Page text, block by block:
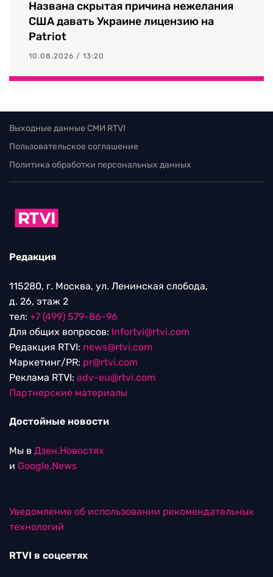
Названа скрытая причина нежелания
США давать Украине лицензию на
Patriot
10.08.2026 / 13:20
Выходные данные СМИ RTVI
Пользовательское соглашение
Политика обработки персональных данных
Редакция
115280, г. Москва, ул. Ленинская слобода,
д. 26, этаж 2
тел: +7 (499) 579-86-96
Для общих вопросов: Infortvi@rtvi.com
Редакция RTVI: news@rtvi.com
Маркетинг/PR: pr@rtvi.com
Реклама RTVI: adv-eu@rtvi.com
Партнерские материалы
Достойные новости
Мы в Дзен.Новостях
и Google.News
Уведомление об использовании рекомендательных
технологий
RTVI в соцсетях